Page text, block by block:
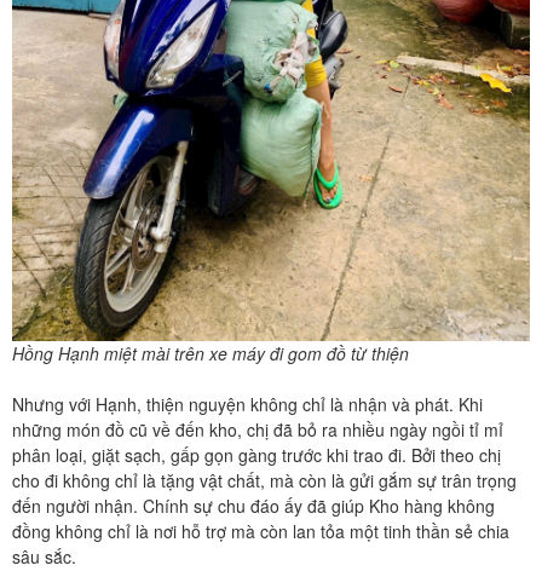
Hồng Hạnh miệt mài trên xe máy đi gom đồ từ thiện
Nhưng với Hạnh, thiện nguyện không chỉ là nhận và phát. Khi
những món đồ cũ về đến kho, chị đã bỏ ra nhiều ngày ngồi tỉ mỉ
phân loại, giặt sạch, gấp gọn gàng trước khi trao đi. Bởi theo chị
cho đi không chỉ là tặng vật chất, mà còn là gửi gắm sự trân trọng
đến người nhận. Chính sự chu đáo ấy đã giúp Kho hàng không
đồng không chỉ là nơi hỗ trợ mà còn lan tỏa một tinh thần sẻ chia
sâu sắc.